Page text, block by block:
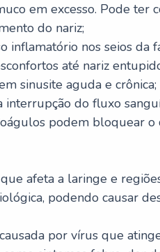
em excesso. Pode ter
do nariz;
inflamatório nos seios da
até nariz
sinusite aguda e crônica;
do fluxo
podem bloquear o
afeta a laringe e
podendo causar
por vírus que